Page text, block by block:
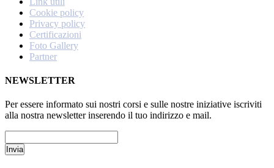
Cookie policy
Privacy policy
Certificazioni
Foto Gallery
Partner
NEWSLETTER
Per essere informato sui nostri corsi e sulle nostre iniziative iscriviti
alla nostra newsletter inserendo il tuo indirizzo e mail.